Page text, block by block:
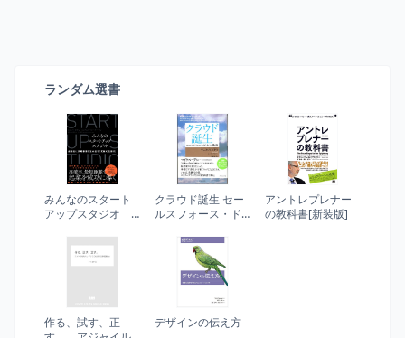
ランダム選書
みんなのスタート
アップスタジオ
を生み出す「究極
の仕掛け」
クラウド誕生 セー
ルスフォース・ド
アントレプレナー
の教科書[新装版]
作る、試す、正
デザインの伝え方